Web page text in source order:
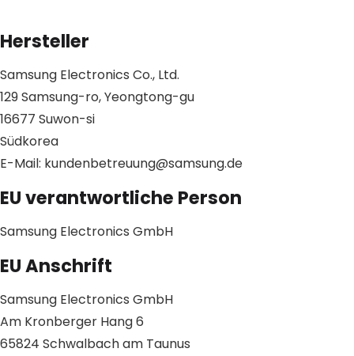
Hersteller
Samsung Electronics Co., Ltd.
129 Samsung-ro, Yeongtong-gu
16677 Suwon-si
Südkorea
E-Mail: kundenbetreuung@samsung.de
EU verantwortliche Person
Samsung Electronics GmbH
EU Anschrift
Samsung Electronics GmbH
Am Kronberger Hang 6
65824 Schwalbach am Taunus